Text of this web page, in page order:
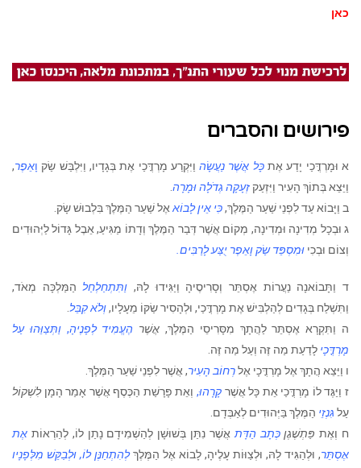
כאן
פירושים והסברים
א וּמָרְדֳּכַי יָדַע אֶתכָּל אֲשֶׁר נַעֲשָׂהוַיִּקְרַע מָרְדֳּכַי אֶת בְּגָדָיו, וַיִּלְבַּשׁ שַׂק וָאֵפֶר,
וַיֵּצֵא בְּתוֹךְ הָעִיר וַיִּזְעַקזְעָקָה גְדֹלָה וּמָרָה.
ב וַיָּבוֹא עַד לִפְנֵי שַׁעַר הַמֶּלֶךְ,כִּי אֵין לָבוֹאאֶל שַׁעַר הַמֶּלֶךְ בִּלְבוּשׁ שָׂק.
ג וּבְכָל מְדִינָה וּמְדִינָה, מְקוֹם אֲשֶׁר דְּבַר הַמֶּלֶךְ וְדָתוֹ מַגִּיעַ, אֵבֶל גָּדוֹל לַיְּהוּדִים
וְצוֹם וּבְכִי וּמִסְפֵּד שַׂק וָאֵפֶר יֻצַּע לָרַבִּים.
ד וַתָּבוֹאנָה נַעֲרוֹת אֶסְתֵּר וְסָרִיסֶיהָ וַיַּגִּידוּ לָהּ, וַתִּתְחַלְחַלהַמַּלְכָּה מְאֹד,
וַתִּשְׁלַח בְּגָדִים לְהַלְבִּישׁ אֶת מָרְדֳּכַי, וּלְהָסִיר שַׂקּוֹ מֵעָלָיו,וְלֹא קִבֵּל.
ה וַתִּקְרָא אֶסְתֵּר לַהֲתָךְ מִסָּרִיסֵי הַמֶּלֶךְ, אֲשֶׁר הֶעֱמִיד לְפָנֶיהָ,וַתְּצַוֵּהוּ עַל
מָרְדֳּכָי לָדַעַת מַה זֶּה וְעַל מַה זֶּה.
ו וַיֵּצֵא הֲתָךְ אֶל מָרְדֳּכָי אֶלרְחוֹב הָעִיר, אֲשֶׁר לִפְנֵי שַׁעַר הַמֶּלֶךְ.
ז וַיַּגֶּד לוֹ מָרְדֳּכַי אֵת כָּל אֲשֶׁר קָרָהוּ, וְאֵת פָּרָשַׁת הַכֶּסֶף אֲשֶׁר אָמַר הָמָןלִשְׁקוֹל
עַל גִּנְזֵי הַמֶּלֶךְ בַּיְּהוּדִים לְאַבְּדָם.
ח וְאֶת פַּתְשֶׁגֶןכְּתָב הַדָּתאֲשֶׁר נִתַּן בְּשׁוּשָׁן לְהַשְׁמִידָם נָתַן לוֹ, לְהַרְאוֹת אֶת
אֶסְתֵּר, וּלְהַגִּיד לָהּ, וּלְצַוּוֹת עָלֶיהָ, לָבוֹא אֶל הַמֶּלֶךְלְהִתְחַנֶּן לוֹ, וּלְבַקֵּשׁ מִלְּפָנָיו